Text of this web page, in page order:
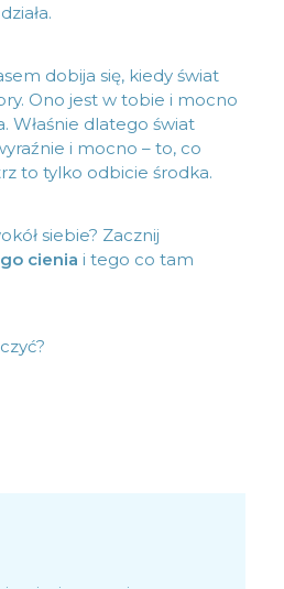
dobija się, kiedy świat
Ono jest w tobie i mocno
Właśnie dlatego świat
i mocno – to, co
to tylko odbicie środka.
siebie? Zacznij
cienia i tego co tam